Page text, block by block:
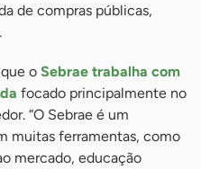
de compras públicas,
o Sebrae trabalha com
focado principalmente no
“O Sebrae é um
muitas ferramentas, como
mercado, educação